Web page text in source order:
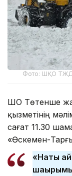
Фото: ШҚО ТЖД
ШҚО Төтенше
қызметінің
сағат 11.30
«Өскемен-
«Нақты